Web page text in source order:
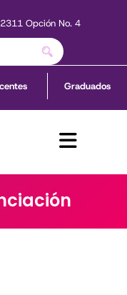
Opción No. 4
Graduados